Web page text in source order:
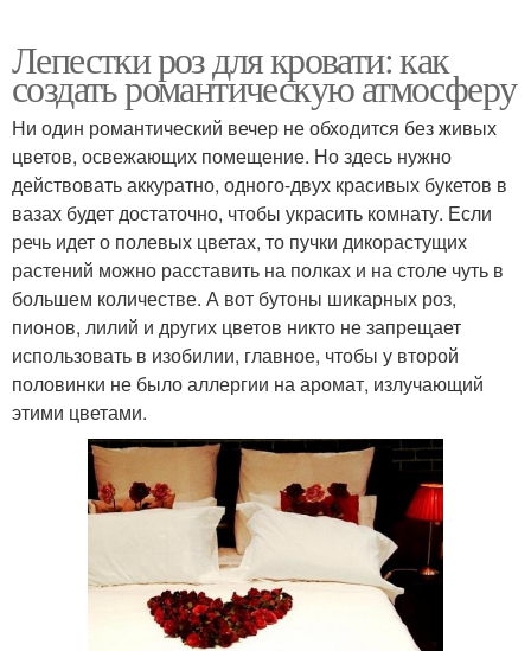
Лепестки роз для кровати: как
создать романтическую атмосферу
Ни один романтический вечер не обходится без живых
цветов, освежающих помещение. Но здесь нужно
действовать аккуратно, одного-двух красивых букетов в
вазах будет достаточно, чтобы украсить комнату. Если
речь идет о полевых цветах, то пучки дикорастущих
растений можно расставить на полках и на столе чуть в
большем количестве. А вот бутоны шикарных роз,
пионов, лилий и других цветов никто не запрещает
использовать в изобилии, главное, чтобы у второй
половинки не было аллергии на аромат, излучающий
этими цветами.